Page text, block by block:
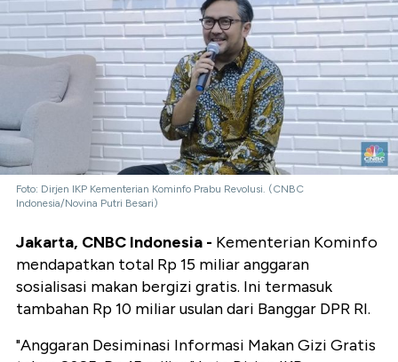
Foto: Dirjen IKP Kementerian Kominfo Prabu Revolusi. (CNBC
Indonesia/Novina Putri Besari)
Jakarta, CNBC Indonesia - Kementerian Kominfo
mendapatkan total Rp 15 miliar anggaran
sosialisasi makan bergizi gratis. Ini termasuk
tambahan Rp 10 miliar usulan dari Banggar DPR RI.
"Anggaran Desiminasi Informasi Makan Gizi Gratis